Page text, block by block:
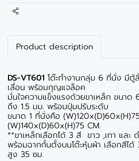
แชร์
Product description
DS-VT601 โต๊ะทำงานกลุ่ม 6 ที่นั่ง มี
เลื่อน พร้อมกุญแจล็อค
มั่นใจความแข็งแรงด้วยขาเหล็ก ขนา
ถึง 1.5 มม. พร้อมปุ่มปรับระดับ
ขนาด 1 ที่นั่งคือ
(W)140x(D)60x(H)75 CM.
**ขาเหล็กเลือกได้ 3 สี ขาว ,เทา และ
พร้อมฉากกั้นตั้งบนโต๊ะหุ้มผ้า เลือกสีได้
สูง 35 ซม.